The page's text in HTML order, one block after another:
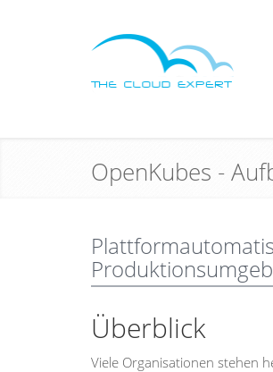
OpenKubes -
Überblick
Viele Organisationen stehen